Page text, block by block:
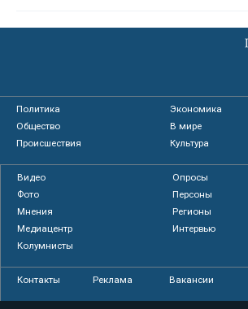
Политика
Экономика
Общество
В мире
Происшествия
Культура
Видео
Опросы
Фото
Персоны
Мнения
Регионы
Медиацентр
Интервью
Колумнисты
Контакты Реклама Вакансии